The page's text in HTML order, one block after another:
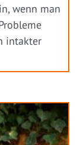
wenn man
intakter